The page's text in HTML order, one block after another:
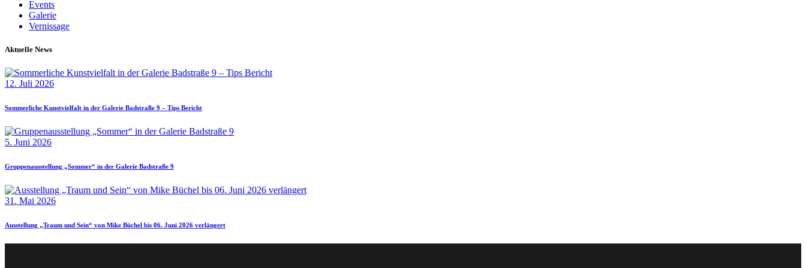
Events
Galerie
Vernissage
Aktuelle News
12. Juli 2026
Sommerliche Kunstvielfalt in der Galerie Badstraße 9 – Tips Bericht
5. Juni 2026
Gruppenausstellung „Sommer“ in der Galerie Badstraße 9
31. Mai 2026
Ausstellung „Traum und Sein“ von Mike Büchel bis 06. Juni 2026 verlängert